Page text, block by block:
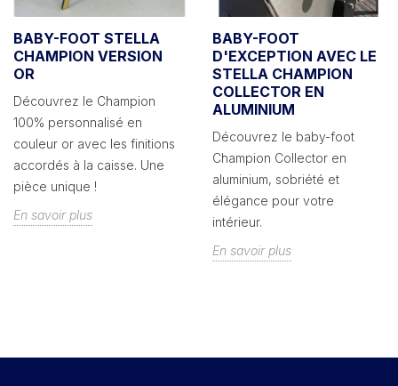
BABY-FOOT STELLA
CHAMPION VERSION
OR
Découvrez le Champion
100% personnalisé en
couleur or avec les finitions
accordés à la caisse. Une
pièce unique !
En savoir plus
BABY-FOOT
D'EXCEPTION AVEC LE
STELLA CHAMPION
COLLECTOR EN
ALUMINIUM
Découvrez le baby-foot
Champion Collector en
aluminium, sobriété et
élégance pour votre
intérieur.
En savoir plus